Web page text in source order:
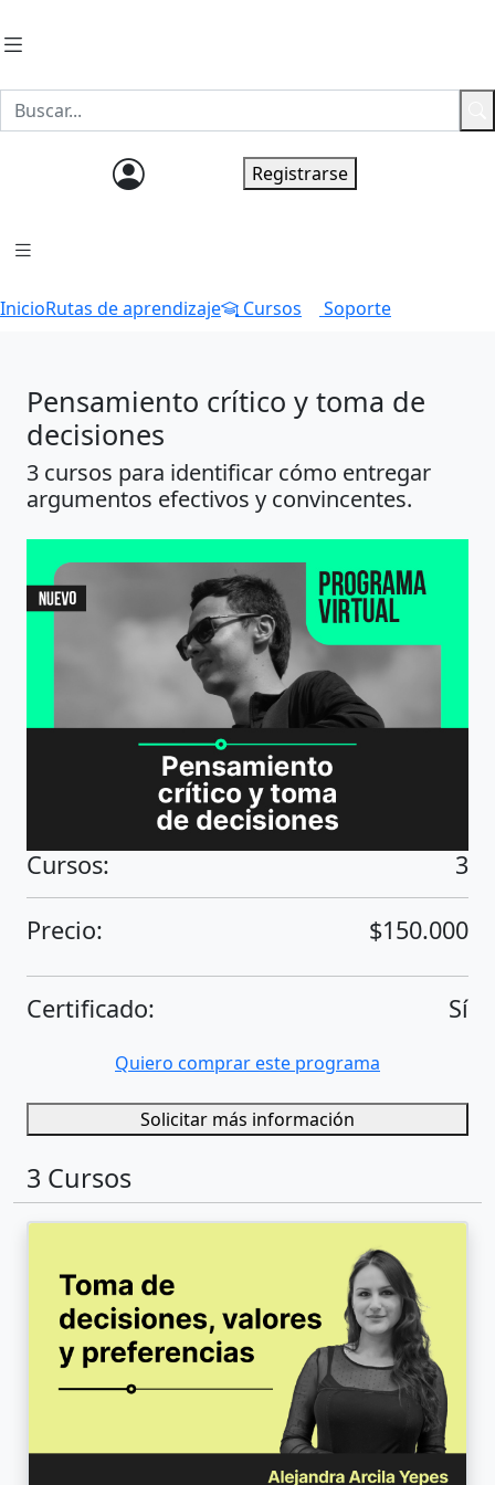
Registrarse
InicioRutas de aprendizaje Cursos Soporte
Pensamiento crítico y toma de
decisiones
3 cursos para identificar cómo entregar
argumentos efectivos y convincentes.
Cursos: 3
Precio: $150.000
Certificado: Sí
Quiero comprar este programa
Solicitar más información
3 Cursos